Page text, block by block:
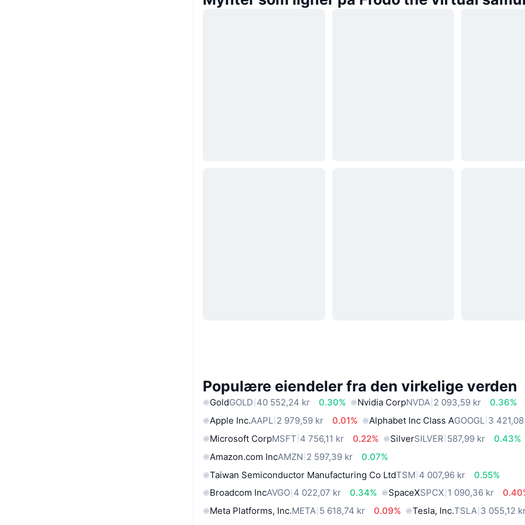
Populære eiendeler fra den virkelige verden
GoldGOLD 40 552,24 kr 0.30% Nvidia CorpNVDA 2 093,59 kr
0.36%
Apple Inc.AAPL 2 979,59 kr 0.01% Alphabet Inc Class AGOOGL 3
Microsoft CorpMSFT 4 756,11 kr 0.22% SilverSILVER 587,99 kr
0.43%
Amazon.com IncAMZN 2 597,39 kr
0.07%
Taiwan Semiconductor Manufacturing Co LtdTSM 4 007,96 kr
0.55%
Broadcom IncAVGO 4 022,07 kr 0.34% SpaceXSPCX 1 090,36 kr
Meta Platforms, Inc.META 5 618,74 kr 0.09% Tesla, Inc.TSLA 3 055,12